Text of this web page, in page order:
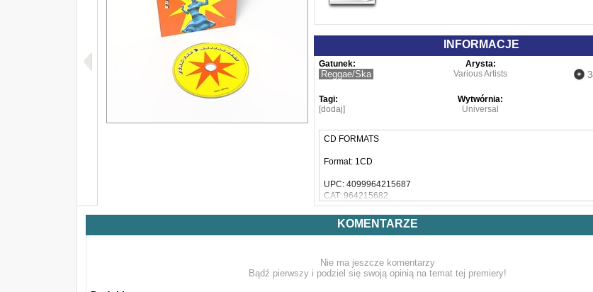
INFORMACJE
Gatunek:
Reggae/Ska
Arysta:
Various Artists
Tagi:
[dodaj]
Wytwórnia:
Universal
CD FORMATS
Format: 1CD
UPC: 4099964215687
CAT: 964215682
Limited Edition: No
Genre: Reggae
KOMENTARZE
Nie ma jeszcze komentarzy
Bądź pierwszy i podziel się swoją opinią na temat tej premiery!